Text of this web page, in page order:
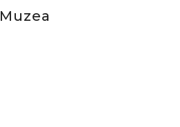
Muzea